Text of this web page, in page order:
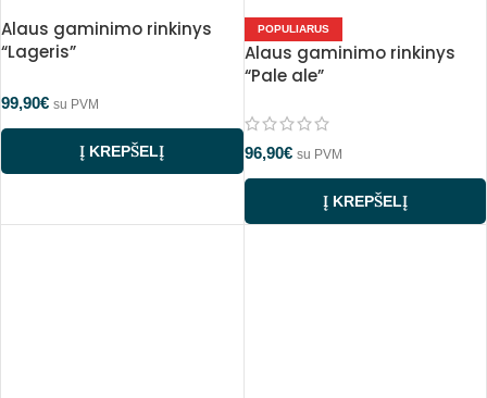
Alaus gaminimo rinkinys
“Lageris”
99,90€ su PVM
Į KREPŠELĮ
POPULIARUS
Alaus gaminimo rinkinys
“Pale ale”
96,90€ su PVM
Į KREPŠELĮ